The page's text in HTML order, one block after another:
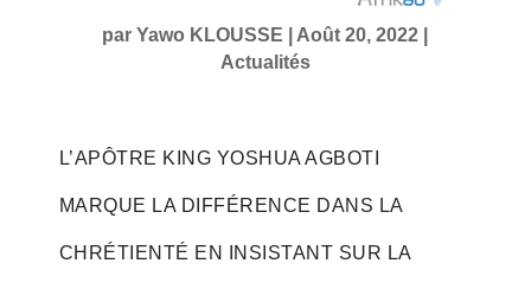
parYawo KLOUSSE Août 20, 2022
Actualités
L’APÔTRE KING YOSHUA AGBOTI
MARQUE LA DIFFÉRENCE DANS LA
CHRÉTIENTÉ EN INSISTANT SUR LA